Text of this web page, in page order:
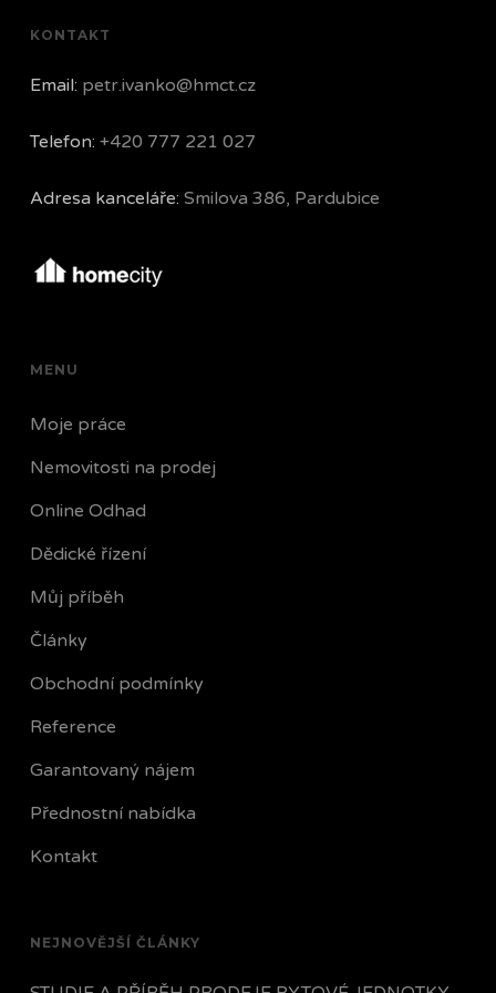
KONTAKT
Email: petr.ivanko@hmct.cz
Telefon: +420 777 221 027
Adresa kanceláře: Smilova 386, Pardubice
MENU
Moje práce
Nemovitosti na prodej
Online Odhad
Dědické řízení
Můj příběh
Články
Obchodní podmínky
Reference
Garantovaný nájem
Přednostní nabídka
Kontakt
NEJNOVĚJŠÍ ČLÁNKY